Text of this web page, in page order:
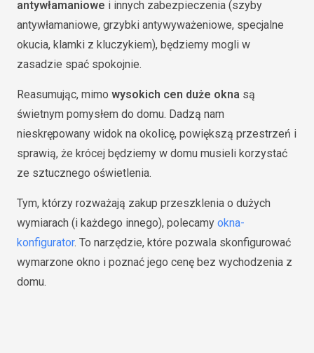
antywłamaniowe i innych zabezpieczenia (szyby
antywłamaniowe, grzybki antywyważeniowe, specjalne
okucia, klamki z kluczykiem), będziemy mogli w
zasadzie spać spokojnie.
Reasumując, mimo wysokich cen duże okna są
świetnym pomysłem do domu. Dadzą nam
nieskrępowany widok na okolicę, powiększą przestrzeń i
sprawią, że krócej będziemy w domu musieli korzystać
ze sztucznego oświetlenia.
Tym, którzy rozważają zakup przeszklenia o dużych
wymiarach (i każdego innego), polecamy okna-
konfigurator. To narzędzie, które pozwala skonfigurować
wymarzone okno i poznać jego cenę bez wychodzenia z
domu.